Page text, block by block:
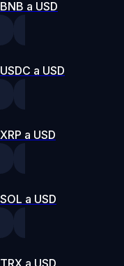
BNB a USD
USDC a USD
XRP a USD
SOL a USD